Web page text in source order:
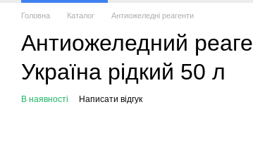
Головна Каталог Антиожеледні реагенти
Антиожеледний
Україна рідкий 50 л
В наявності Написати відгук